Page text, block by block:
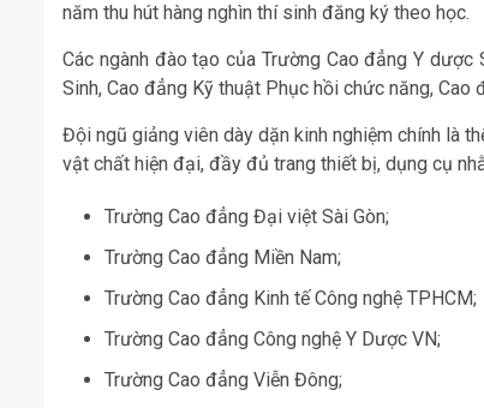
năm thu hút hàng nghìn thí sinh đăng ký theo học.
Các ngành đào tạo của Trường Cao đẳng Y
Sinh, Cao đẳng Kỹ thuật Phục hồi chức năng, Cao
Đội ngũ giảng viên dày dặn kinh nghiệm chính là
vật chất hiện đại, đầy đủ trang thiết bị, dụng cụ
Trường Cao đẳng Đại việt Sài Gòn;
Trường Cao đẳng Miền Nam;
Trường Cao đẳng Kinh tế Công nghệ TPHCM;
Trường Cao đẳng Công nghệ Y Dược VN;
Trường Cao đẳng Viễn Đông;